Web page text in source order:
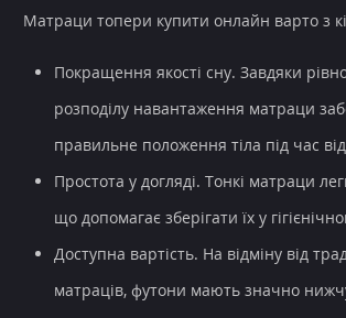
Матраци топери купити онлайн варто з
Покращення якості сну. Завдяки
розподілу навантаження матраци
правильне положення тіла під час
Простота у догляді. Тонкі матраци
що допомагає зберігати їх у
Доступна вартість. На відміну від
матраців, футони мають значно